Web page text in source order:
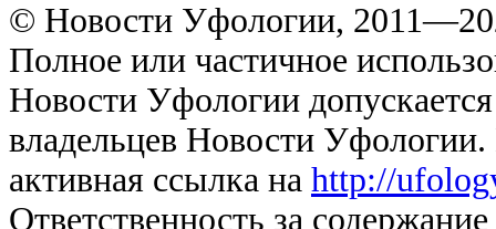
© Новости Уфологии,
Полное или частичное
Новости Уфологии
владельцев Новости
активная ссылка на http://
Ответственность за